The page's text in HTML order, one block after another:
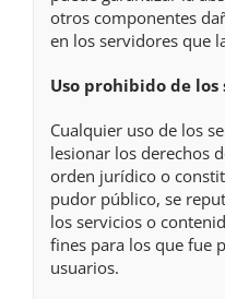
otros componentes
en los servidores que
Uso prohibido de
Cualquier uso de los
lesionar los derechos
orden jurídico o
pudor público, se
los servicios o
fines para los que fue
usuarios.